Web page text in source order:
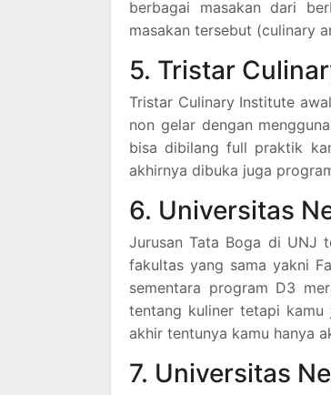
berbagai masakan dari
masakan tersebut (culinary
5. Tristar
Tristar Culinary Institute
non gelar dengan
bisa dibilang full praktik
akhirnya dibuka juga
6. Universitas
Jurusan Tata Boga di UNJ
fakultas yang sama yakni
sementara program D3
tentang kuliner tetapi kamu
akhir tentunya kamu hanya
7. Universitas